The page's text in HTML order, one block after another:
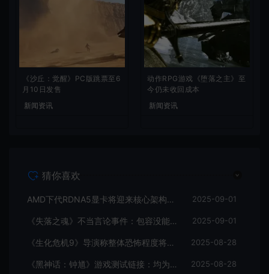
《沙丘：觉醒》PC版跳票至6
月10日发售
新闻资讯
动作RPG游戏《堕落之主》至
今仍未收回成本
新闻资讯
猜你喜欢
AMD下代RDNA5显卡将迎来核心架构大幅升级 2025-09-01
《失落之魂》不当言论事件：包容没能消解过激言论 2025-09-01
《生化危机9》导演称整体恐怖程度将进一步提升 2025-08-28
《黑神话：钟馗》游戏测试链接：均为骗子 2025-08-28